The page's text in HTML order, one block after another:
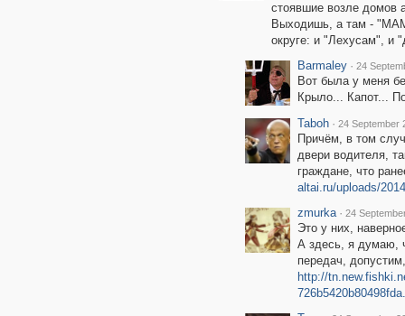
стоявшие возле домов
Выходишь, а там -
округе: и "Лехусам", и
Barmaley · 24
Вот была у меня
Крыло... Капот...
Taboh · 24 September
Причём, в том
двери водителя,
граждане, что
altai.ru/uploads/
zmurka · 24
Это у них,
А здесь, я думаю,
передач,
http://